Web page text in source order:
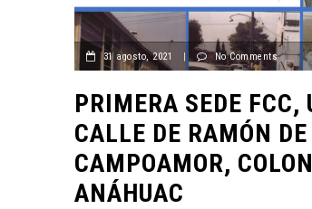
31 agosto, 2021 | No Comments
PRIMERA SEDE FCC,
CALLE DE RAMÓN DE
CAMPOAMOR,
ANÁHUAC